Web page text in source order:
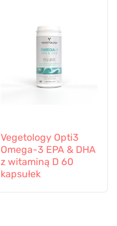
Vegetology Opti3
Omega-3 EPA & DHA
z witaminą D 60
kapsułek